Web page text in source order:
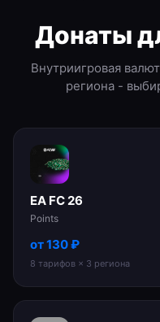
Донаты
Внутриигровая
региона -
EA FC 26
Points
от130₽
8 тарифов × 3 региона